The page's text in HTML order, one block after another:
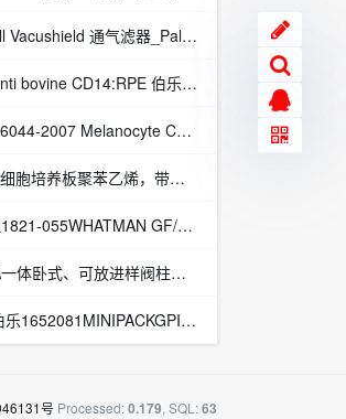
4402-Pall Vacushield 通气滤器_Pall针式过滤器
mouse anti bovine CD14:RPE 伯乐MCA2678PE CD14抗体
Bio-Rad 6044-2007 Melanocyte Cell Surface Antigen,Mouse anti Human Melanocyte Cell Surface Antigen
Nunc6孔细胞培养板聚苯乙烯，带盖，Nunclon△表面，孔数，6，建议工作容量，3ml/孔货号140675
授权代理1821-055WHATMAN GF/B玻璃纤维滤纸55mm直径1821-055
HT-220A一体卧式、可放进样阀柱温箱
Bio-rad伯乐1652081MINIPACKGPIICUVETTE,0.4cm,54MM电击杯bio-rad伯乐代理
号 Processed:0.179, SQL:63